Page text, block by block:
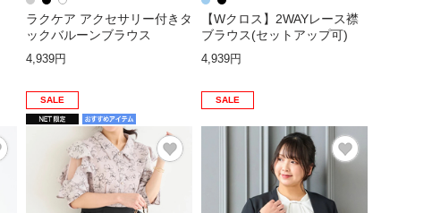
ラクケア アクセサリー付きタ
ックバルーンブラウス
4,939円
【Wクロス】2WAYレース襟
ブラウス(セットアップ可)
4,939円
SALE SALE